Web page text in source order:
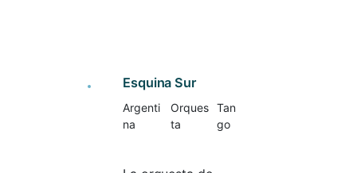
músico, compositor
y director de coros.
La Cantata Elay es
Esquina Sur
Argenti
na
Orques
ta
Tan
go